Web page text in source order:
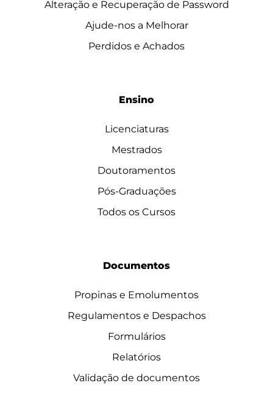
Alteração e Recuperação de Password
Ajude-nos a Melhorar
Perdidos e Achados
Ensino
Licenciaturas
Mestrados
Doutoramentos
Pós-Graduações
Todos os Cursos
Documentos
Propinas e Emolumentos
Regulamentos e Despachos
Formulários
Relatórios
Validação de documentos